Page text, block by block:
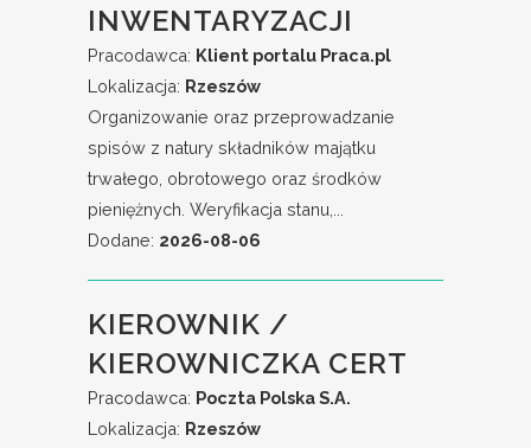
INWENTARYZACJI
Pracodawca: Klient portalu Praca.pl
Lokalizacja: Rzeszów
Organizowanie oraz przeprowadzanie
spisów z natury składników majątku
trwałego, obrotowego oraz środków
pieniężnych. Weryfikacja stanu,...
Dodane: 2026-08-06
KIEROWNIK /
KIEROWNICZKA CERT
Pracodawca: Poczta Polska S.A.
Lokalizacja: Rzeszów